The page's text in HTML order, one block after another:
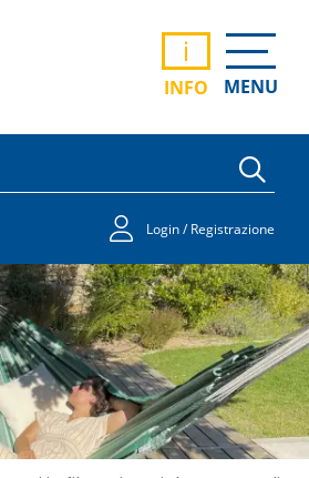
i
INFO MENU
Login / Registrazione